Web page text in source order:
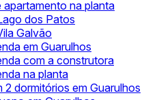
apartamento na planta
dos Patos
Galvão
em Guarulhos
com a construtora
na planta
dormitórios em Guarulhos